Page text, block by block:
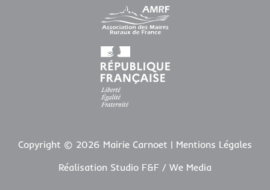
Copyright © 2026 Mairie Carnoet | Mentions Légales
Réalisation Studio F&F / We Media